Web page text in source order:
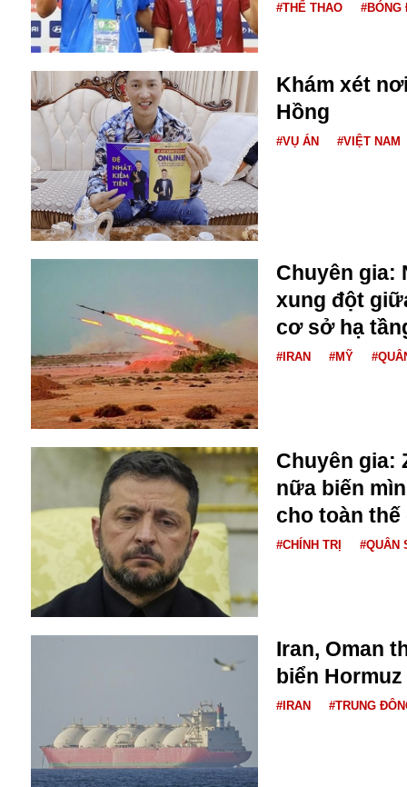
Bộ Quốc phòng
Bác Hồ
Bộ Y tế
Bão tuyết
Bệnh viện
Bản quyền
Bảo tàng
Blockchain
Bộ Ngoại giao
Bình Dương
Biển Đen
Biến chủng
Bakhmut
Bulagria
Công nghệ
Chuyện hay
Chuyện lạ
Cuộc sống quanh ta
Casino
Chiến tranh thương mại
Chi hội phụ nữ TTTM Mátxcơva
Cấm bay
Cao tốc
Canada
#THỂ THAO #BÓNG
Khám xét
Hồng
#VỤ ÁN #VIỆT NAM
Chuyên gia:
xung đột
cơ sở hạ
#IRAN #MỸ
Chuyên gia:
nữa biến
cho toàn thế
#CHÍNH TRỊ #QUÂN
Iran, Oman
biển
#IRAN #TRUNG